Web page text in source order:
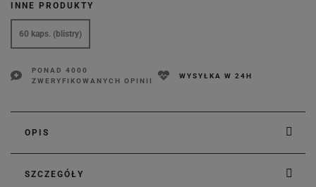
INNE PRODUKTY
60 kaps. (blistry)
PONAD 4000
ZWERYFIKOWANYCH OPINII
WYSYŁKA W 24H
OPIS
SZCZEGÓŁY